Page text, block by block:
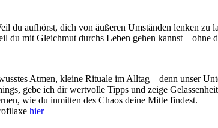
du aufhörst, dich von äußeren Umständen lenken zu
du mit Gleichmut durchs Leben gehen kannst – ohne
Atmen, kleine Rituale im Alltag – denn unser
gebe ich dir wertvolle Tipps und zeige
wie du inmitten des Chaos deine Mitte findest.
hier